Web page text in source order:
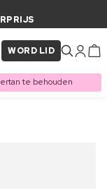
WORD LID
te behouden